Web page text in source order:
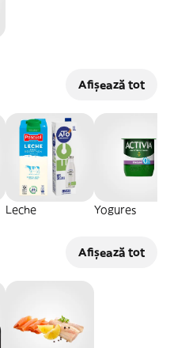
Afișează tot
Leche Yogures
Afișează tot